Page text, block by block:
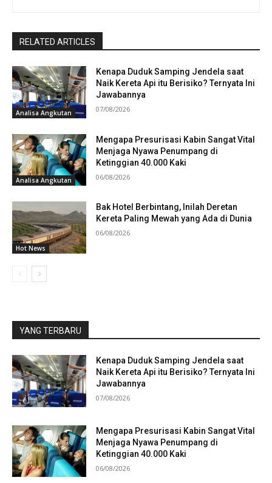
RELATED ARTICLES
Analisa Angkutan
Kenapa Duduk Samping Jendela saat
Naik Kereta Api itu Berisiko? Ternyata Ini
Jawabannya
07/08/2026
Analisa Angkutan
Mengapa Presurisasi Kabin Sangat Vital
Menjaga Nyawa Penumpang di
Ketinggian 40.000 Kaki
06/08/2026
Hot News
Bak Hotel Berbintang, Inilah Deretan
Kereta Paling Mewah yang Ada di Dunia
06/08/2026
YANG TERBARU
Kenapa Duduk Samping Jendela saat
Naik Kereta Api itu Berisiko? Ternyata Ini
Jawabannya
07/08/2026
Mengapa Presurisasi Kabin Sangat Vital
Menjaga Nyawa Penumpang di
Ketinggian 40.000 Kaki
06/08/2026